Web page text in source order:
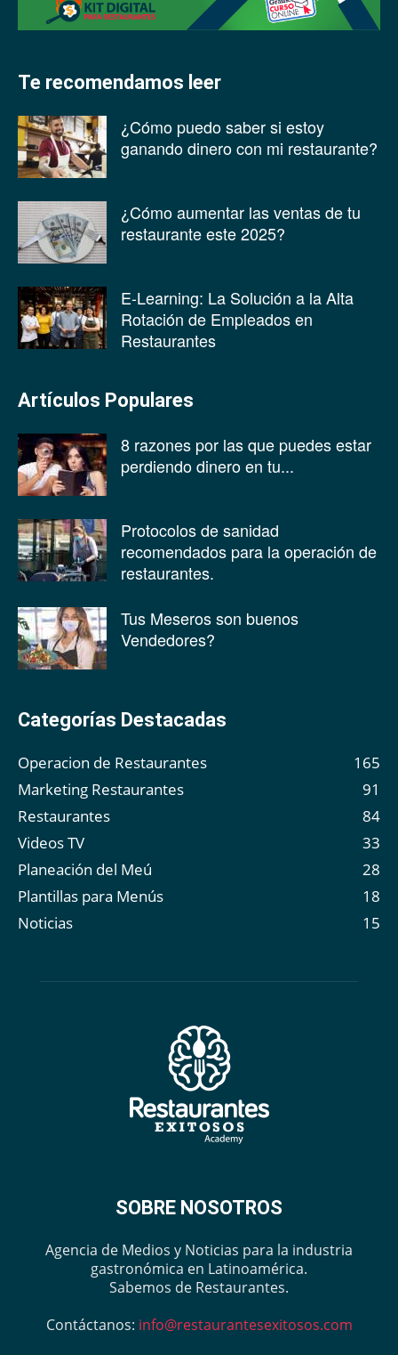
Te recomendamos leer
¿Cómo puedo saber si estoy
ganando dinero con mi restaurante?
¿Cómo aumentar las ventas de tu
restaurante este 2025?
E-Learning: La Solución a la Alta
Rotación de Empleados en
Restaurantes
Artículos Populares
8 razones por las que puedes estar
perdiendo dinero en tu...
Protocolos de sanidad
recomendados para la operación de
restaurantes.
Tus Meseros son buenos
Vendedores?
Categorías Destacadas
Operacion de Restaurantes
165
Marketing Restaurantes
91
Restaurantes
84
Videos TV
33
Planeación del Meú
28
Plantillas para Menús
18
Noticias
15
SOBRE NOSOTROS
Agencia de Medios y Noticias para la industria
gastronómica en Latinoamérica.
Sabemos de Restaurantes.
Contáctanos: info@restaurantesexitosos.com